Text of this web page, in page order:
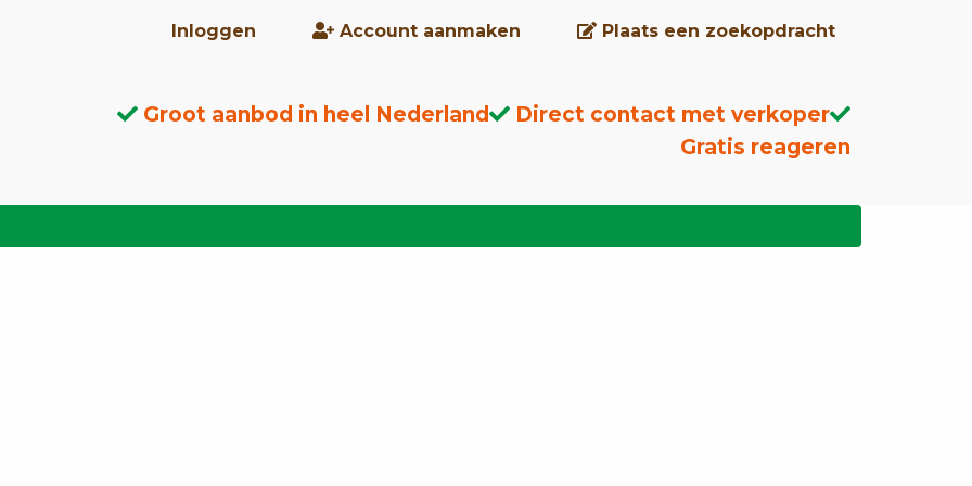
Inloggen Account aanmaken Plaats een zoekopdracht
Groot aanbod in heel Nederland
Direct contact met verkoper
Gratis reageren